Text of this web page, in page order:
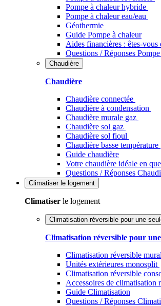
Pompe à chaleur hybride
Pompe à chaleur​ eau/eau
Géothermie
Guide Pompe à chaleur
Aides financières : êtes-vous
Questions / Réponses
Chaudière
Chaudière
Chaudière connectée
Chaudière à condensation
Chaudière murale gaz
Chaudière sol gaz
Chaudière sol fioul
Chaudière basse température
Guide chaudière
Votre chaudière idéale en
Questions / Réponses
Climatiser le logement
Climatiser le logement
Climatisation réversible pour une
Climatisation réversible pour une
Climatisation réversible
Unités extérieures monosplit
Climatisation réversible
Accessoires de climatisation
Guide Climatisation
Questions / Réponses